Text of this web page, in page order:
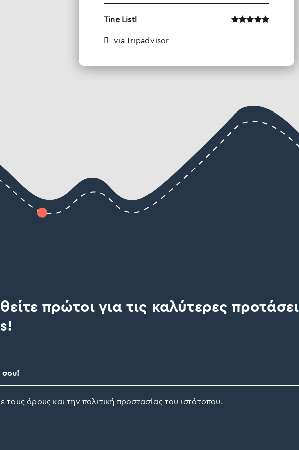
Tine Listl
via Tripadvisor
πρώτοι για τις καλύτερες
όρους και την πολιτική προστασίας του ιστότοπου.